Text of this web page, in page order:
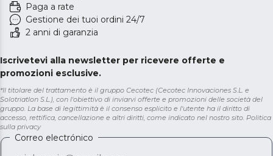
Paga a rate
Gestione dei tuoi ordini 24/7
2 anni di garanzia
Iscrivetevi alla newsletter per ricevere offerte e
promozioni esclusive.
*Il titolare del trattamento è il gruppo Cecotec (Cecotec Innovaciones S.L. e
Solotriatlon S.L.), con l'obiettivo di inviarvi offerte e promozioni delle società del
gruppo. La base di legittimità è il consenso esplicito e l'utente ha il diritto di
accesso, rettifica, cancellazione e altri diritti, come indicato nel nostro sito. Politica
sulla privacy
Correo electrónico